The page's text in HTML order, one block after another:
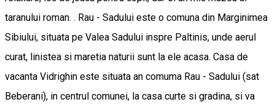
taranului roman. . Rau - Sadului este o comuna din Marginimea
Sibiului, situata pe Valea Sadului inspre Paltinis, unde aerul
curat, linistea si maretia naturii sunt la ele acasa. Casa de
vacanta Vidrighin este situata an comuma Rau - Sadului (sat
Beberani), in centrul comunei, la casa curte si gradina, si va